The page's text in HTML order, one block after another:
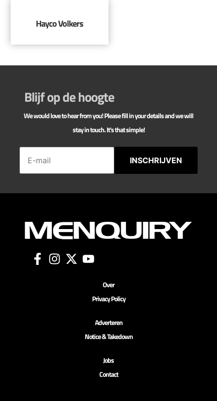
Hayco Volkers
Blijf op de hoogte
We would love to hear from you! Please fill in your details and we will
stay in touch. It's that simple!
INSCHRIJVEN
Over
Privacy Policy
Adverteren
Notice & Takedown
Jobs
Contact